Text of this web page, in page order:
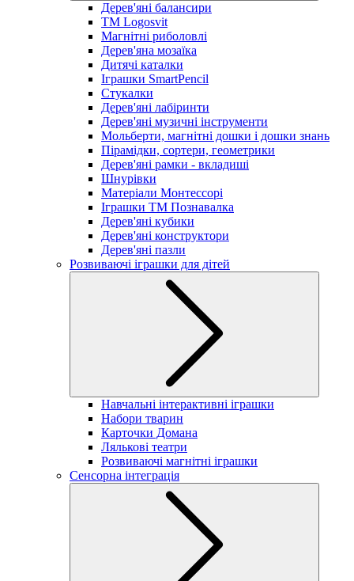
Дерев'яні балансири
TM Logosvit
Магнітні риболовлі
Дерев'яна мозаїка
Дитячі каталки
Іграшки SmartPencil
Стукалки
Дерев'яні лабіринти
Дерев'яні музичні інструменти
Мольберти, магнітні дошки і дошки знань
Пірамідки, сортери, геометрики
Дерев'яні рамки - вкладиші
Шнурівки
Матеріали Монтессорі
Іграшки ТМ Познавалка
Дерев'яні кубики
Дерев'яні конструктори
Дерев'яні пазли
Розвиваючі іграшки для дітей
Навчальні інтерактивні іграшки
Набори тварин
Карточки Домана
Лялькові театри
Розвиваючі магнітні іграшки
Сенсорна інтеграція